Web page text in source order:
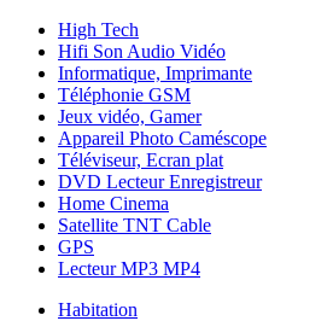
High Tech
Hifi Son Audio Vidéo
Informatique, Imprimante
Téléphonie GSM
Jeux vidéo, Gamer
Appareil Photo Caméscope
Téléviseur, Ecran plat
DVD Lecteur Enregistreur
Home Cinema
Satellite TNT Cable
GPS
Lecteur MP3 MP4
Habitation